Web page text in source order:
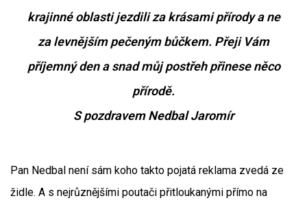
krajinné oblasti jezdili za krásami přírody a ne
za levnějším pečeným bůčkem. Přeji Vám
příjemný den a snad můj postřeh přinese něco
přírodě.
S pozdravem Nedbal Jaromír
Pan Nedbal není sám koho takto pojatá reklama zvedá ze
židle. A s nejrůznějšími poutači přitloukanými přímo na